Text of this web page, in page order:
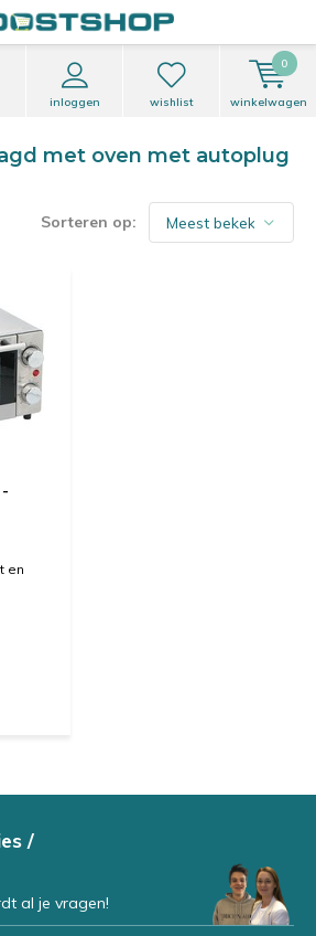
inloggen wishlist winkelwagen
0
met oven met autoplug
Sorteren op:
en
/
al je vragen!